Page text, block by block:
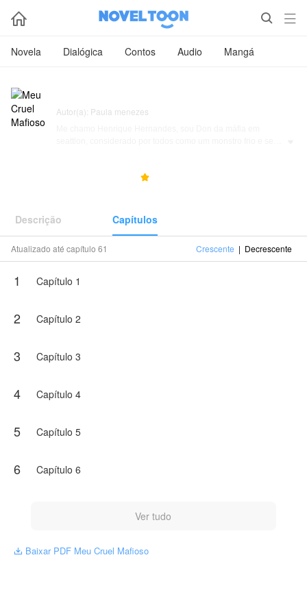
  
Novela Dialógica Contos Audio Mangá
Autor(a): Paula menezes
e desde então sou somente eu e minha irmãzinha, sou uma
sonhadora, luto sempre por meus objetivos, não abaixo
NovelToon tem autorização de Paula menezes para publicar
esta obra, o conteúdo é baseado na perspectiva do(a)

Descrição Capítulos
Atualizado até capítulo 61 Crescente | Decrescente
1 Capítulo 1
2 Capítulo 2
3 Capítulo 3
4 Capítulo 4
5 Capítulo 5
6 Capítulo 6
Ver tudo
 Baixar PDF Meu Cruel Mafioso